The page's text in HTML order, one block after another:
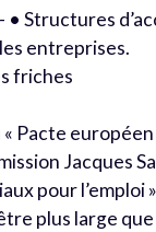
• Structures
entreprises.
friches
Pacte
Jacques
pour
plus large